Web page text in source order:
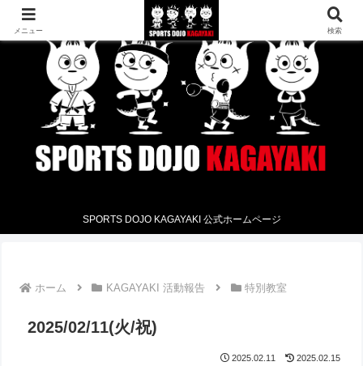
SPORTS DOJO KAGAYAKI 公式ホームページ
ホーム KAGAYAKI 活動報告 特別教室
2025/02/11(火/祝)
2025.02.11 2025.02.15
メニュー 検索